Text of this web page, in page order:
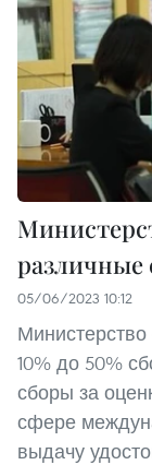
различные
05/06/2023 10:12
10% до 50%
сборы за
сфере
выдачу